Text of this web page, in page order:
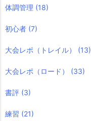
体調管理 (18)
初心者 (7)
大会レポ（トレイル） (13)
大会レポ（ロード） (33)
書評 (3)
練習 (21)